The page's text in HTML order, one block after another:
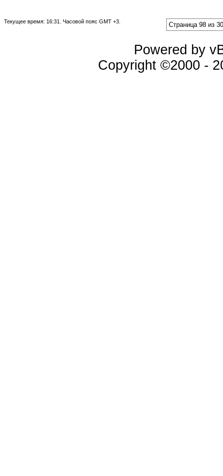
Текущее время: 16:31 . Часовой пояс GMT +3. Страница 98 из
Powered by
Copyright ©2000 -